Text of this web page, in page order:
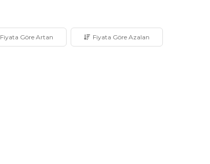
Fiyata Göre Artan Fiyata Göre Azalan